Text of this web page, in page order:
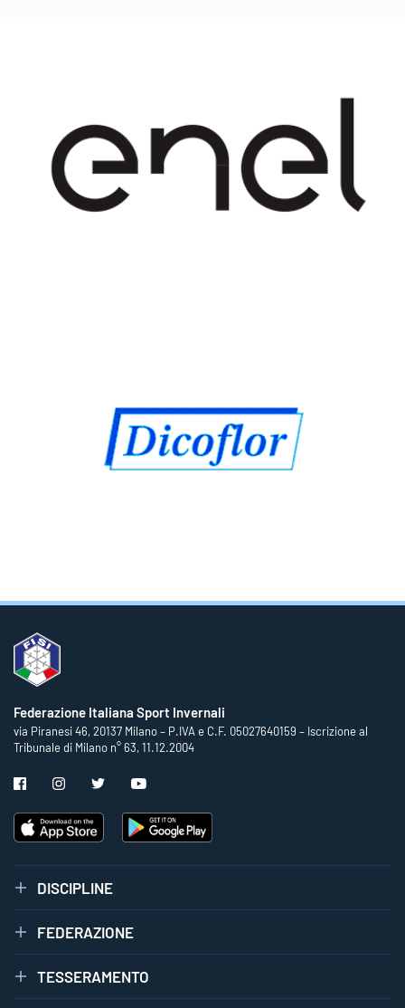
Federazione Italiana Sport Invernali
via Piranesi 46, 20137 Milano – P.IVA e C.F. 05027640159 – Iscrizione al
Tribunale di Milano n° 63, 11.12.2004
DISCIPLINE
FEDERAZIONE
TESSERAMENTO